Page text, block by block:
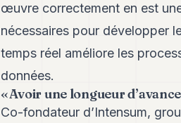
œuvre correctement en est
nécessaires pour développer
temps réel améliore les
données.
« Avoir une longueur
Co-fondateur d’Intensum,